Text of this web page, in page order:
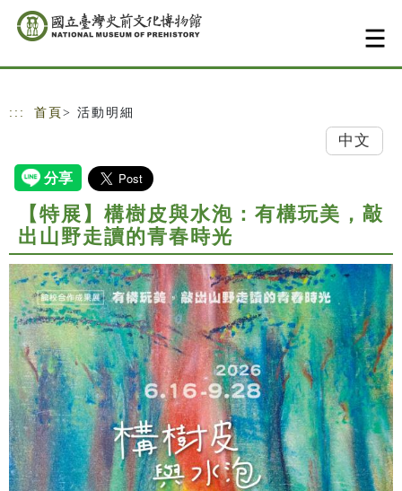
跳到主要內容
網站導覽
::: 首頁 > 活動明細
中文
【特展】構樹皮與水泡：有構玩美，敲
出山野走讀的青春時光